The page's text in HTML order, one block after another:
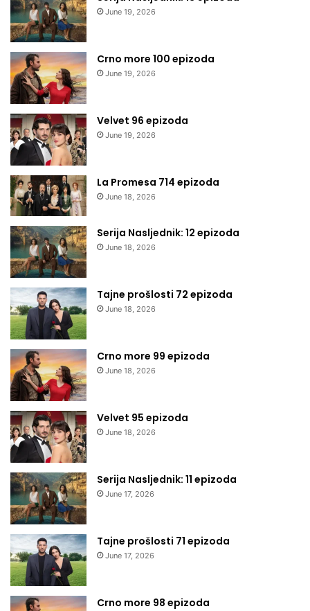
June 19, 2026
Crno more 100 epizoda
June 19, 2026
Velvet 96 epizoda
June 19, 2026
La Promesa 714 epizoda
June 18, 2026
Serija Nasljednik: 12 epizoda
June 18, 2026
Tajne prošlosti 72 epizoda
June 18, 2026
Crno more 99 epizoda
June 18, 2026
Velvet 95 epizoda
June 18, 2026
Serija Nasljednik: 11 epizoda
June 17, 2026
Tajne prošlosti 71 epizoda
June 17, 2026
Crno more 98 epizoda